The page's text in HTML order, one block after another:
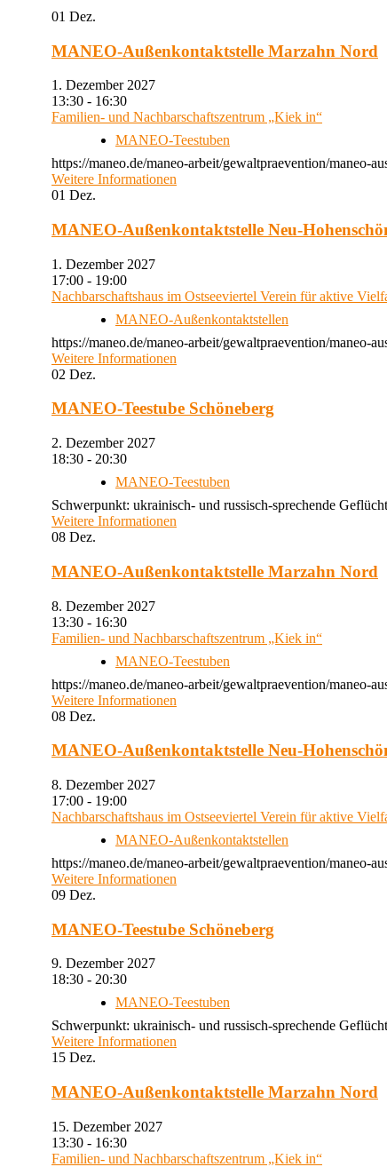
01 Dez.
MANEO-Außenkontaktstelle Marzahn Nord
1. Dezember 2027
13:30 - 16:30
Familien- und Nachbarschaftszentrum „Kiek in“
MANEO-Teestuben
https://maneo.de/maneo-arbeit/gewaltpraevention/maneo-
Weitere Informationen
01 Dez.
MANEO-Außenkontaktstelle Neu-
1. Dezember 2027
17:00 - 19:00
Nachbarschaftshaus im Ostseeviertel Verein für aktive
MANEO-Außenkontaktstellen
https://maneo.de/maneo-arbeit/gewaltpraevention/maneo-
Weitere Informationen
02 Dez.
MANEO-Teestube Schöneberg
2. Dezember 2027
18:30 - 20:30
MANEO-Teestuben
Schwerpunkt: ukrainisch- und russisch-sprechende
Weitere Informationen
08 Dez.
MANEO-Außenkontaktstelle Marzahn Nord
8. Dezember 2027
13:30 - 16:30
Familien- und Nachbarschaftszentrum „Kiek in“
MANEO-Teestuben
https://maneo.de/maneo-arbeit/gewaltpraevention/maneo-
Weitere Informationen
08 Dez.
MANEO-Außenkontaktstelle Neu-
8. Dezember 2027
17:00 - 19:00
Nachbarschaftshaus im Ostseeviertel Verein für aktive
MANEO-Außenkontaktstellen
https://maneo.de/maneo-arbeit/gewaltpraevention/maneo-
Weitere Informationen
09 Dez.
MANEO-Teestube Schöneberg
9. Dezember 2027
18:30 - 20:30
MANEO-Teestuben
Schwerpunkt: ukrainisch- und russisch-sprechende
Weitere Informationen
15 Dez.
MANEO-Außenkontaktstelle Marzahn Nord
15. Dezember 2027
13:30 - 16:30
Familien- und Nachbarschaftszentrum „Kiek in“